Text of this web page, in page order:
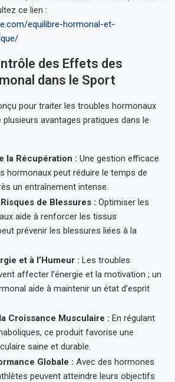
ce lien :
equilibre-hormonal-et-
des Effets des
dans le Sport
pour traiter les troubles hormonaux
avantages pratiques dans le
la Récupération : Une gestion efficace
hormonaux peut réduire le temps de
un entraînement intense.
de Blessures : Optimiser les
aide à renforcer les tissus
prévenir les blessures liées à la
et à l’Humeur : Les troubles
affecter l’énergie et la motivation ; un
aide à maintenir un état d’esprit
Croissance Musculaire : En régulant
ce produit favorise une
saine et durable.
Globale : Avec des hormones
peuvent atteindre leurs objectifs